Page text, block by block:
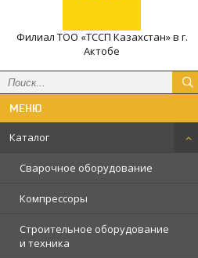
Филиал ТОО «ТССП Казахстан» в г.
Актобе
Каталог
Сварочное оборудование
Компрессоры
Строительное оборудование
и техника